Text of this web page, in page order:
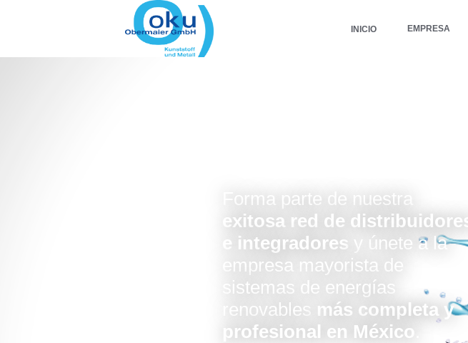
EMPRESA
INICIO
Forma parte de nuestra
exitosa red de distribuidores
e integradores
y únete a la
empresa mayorista de
sistemas de energías
renovables más completa y
profesional en México